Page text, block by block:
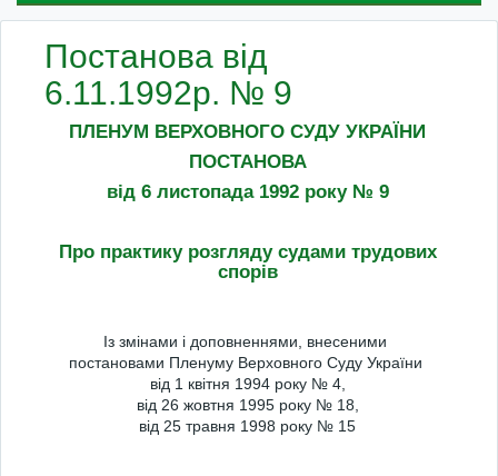
Постанова від
6.11.1992р. № 9
ПЛЕНУМ ВЕРХОВНОГО СУДУ УКРАЇНИ
ПОСТАНОВА
від 6 листопада 1992 року № 9
Про практику розгляду судами трудових
спорів
Із змінами і доповненнями, внесеними
постановами Пленуму Верховного Суду України
від 1 квітня 1994 року № 4,
від 26 жовтня 1995 року № 18,
від 25 травня 1998 року № 15